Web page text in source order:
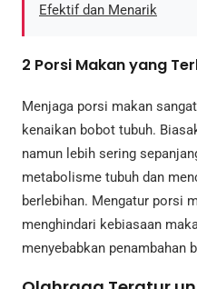
Efektif dan Menarik
2 Porsi Makan yang
Menjaga porsi makan
kenaikan bobot tubuh.
namun lebih sering
metabolisme tubuh dan
berlebihan. Mengatur porsi
menghindari kebiasaan
menyebabkan penambahan